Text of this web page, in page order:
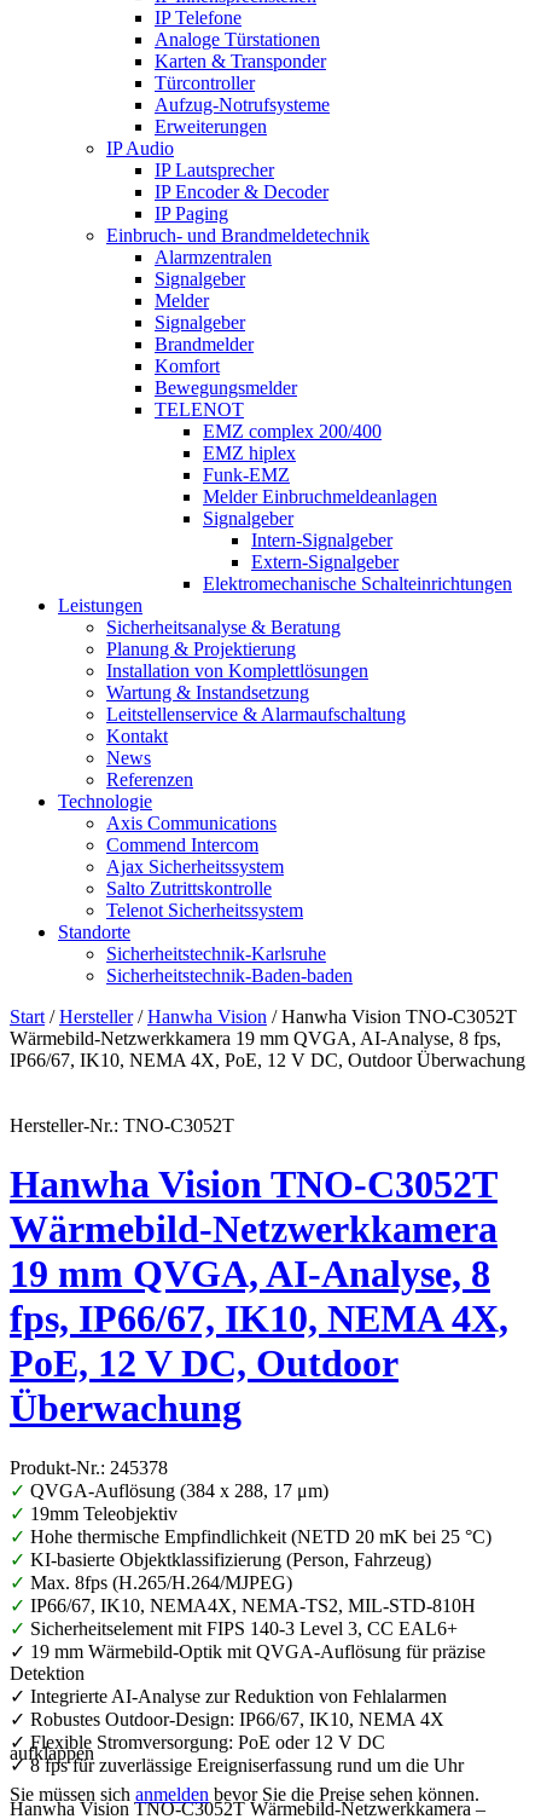
IP Telefone
Analoge Türstationen
Karten & Transponder
Türcontroller
Aufzug-Notrufsysteme
Erweiterungen
IP Audio
IP Lautsprecher
IP Encoder & Decoder
IP Paging
Einbruch- und Brandmeldetechnik
Alarmzentralen
Signalgeber
Melder
Signalgeber
Brandmelder
Komfort
Bewegungsmelder
TELENOT
EMZ complex 200/400
EMZ hiplex
Funk-EMZ
Melder Einbruchmeldeanlagen
Signalgeber
Intern-Signalgeber
Extern-Signalgeber
Elektromechanische Schalteinrichtungen
Leistungen
Sicherheitsanalyse & Beratung
Planung & Projektierung​
Installation von Komplettlösungen
Wartung & Instandsetzung
Leitstellenservice & Alarmaufschaltung
Kontakt
News
Referenzen
Technologie
Axis Communications
Commend Intercom
Ajax Sicherheitssystem​
Salto Zutrittskontrolle
Telenot Sicherheitssystem
Standorte
Sicherheitstechnik-Karlsruhe
Sicherheitstechnik-Baden-baden
Start /Hersteller/Hanwha Vision / Hanwha Vision TNO-C3052T
Wärmebild-Netzwerkkamera 19 mm QVGA, AI-Analyse, 8 fps,
IP66/67, IK10, NEMA 4X, PoE, 12 V DC, Outdoor Überwachung
Hersteller-Nr.: TNO-C3052T
Hanwha Vision TNO-C3052T
Wärmebild-Netzwerkkamera
19 mm QVGA, AI-Analyse, 8
fps, IP66/67, IK10, NEMA 4X,
PoE, 12 V DC, Outdoor
Überwachung
Produkt-Nr.: 245378
✓ QVGA-Auflösung (384 x 288, 17 μm)
✓ 19mm Teleobjektiv
✓ Hohe thermische Empfindlichkeit (NETD 20 mK bei 25 °C)
✓ KI-basierte Objektklassifizierung (Person, Fahrzeug)
✓ Max. 8fps (H.265/H.264/MJPEG)
✓ IP66/67, IK10, NEMA4X, NEMA-TS2, MIL-STD-810H
✓ Sicherheitselement mit FIPS 140-3 Level 3, CC EAL6+
✓ 19 mm Wärmebild-Optik mit QVGA-Auflösung für präzise
Detektion
✓ Integrierte AI-Analyse zur Reduktion von Fehlalarmen
✓ Robustes Outdoor-Design: IP66/67, IK10, NEMA 4X
✓ Flexible Stromversorgung: PoE oder 12 V DC
✓ 8 fps für zuverlässige Ereigniserfassung rund um die Uhr
Hanwha Vision TNO-C3052T Wärmebild-Netzwerkkamera –
aufklappen
Sie müssen sich anmelden bevor Sie die Preise sehen können.